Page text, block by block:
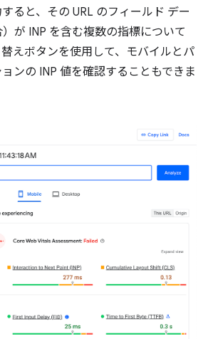
ると、その URL のフィールド デー
が INP を含む複数の指標について
えボタンを使用して、モバイルとパ
ンの INP 値を確認することもできま